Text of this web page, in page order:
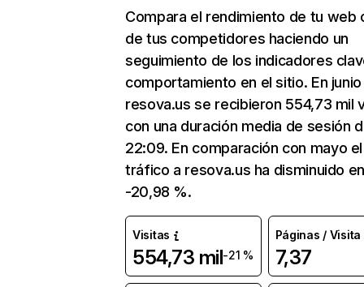
Compara el rendimiento de tu web
de tus competidores haciendo un
seguimiento de los indicadores
comportamiento en el sitio. En junio
resova.us se recibieron 554,73 mil
con una duración media de sesión
22:09. En comparación con mayo el
tráfico a resova.us ha disminuido
-20,98 %.
Visitas
554,73 mil-21 %
Páginas / Visita
7,37